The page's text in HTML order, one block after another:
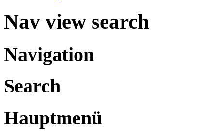
Nav view search
Navigation
Search
Hauptmenü